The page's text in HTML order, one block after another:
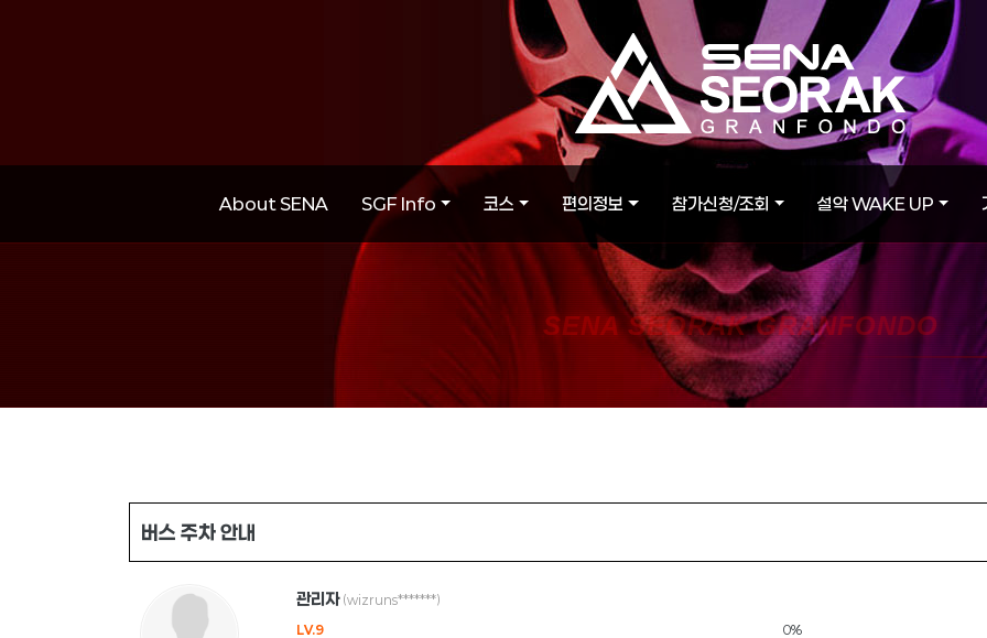
About SENA SGF Info 코스 편의정보 참가신청/조회 설악 WAKE UP
SENA SEORAK GRANFONDO
버스 주차 안내
관리자 (wizruns*******)
LV.9 0%